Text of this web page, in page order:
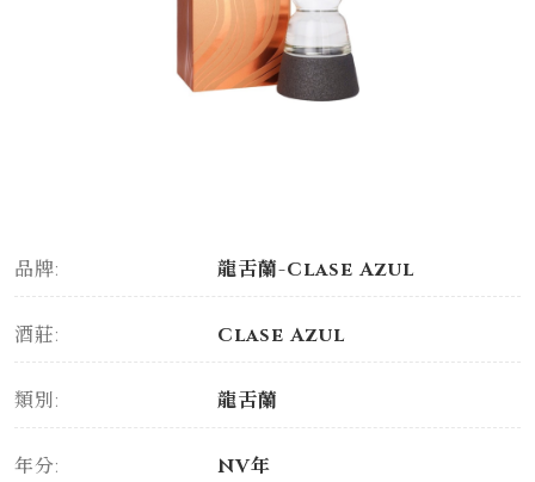
品牌: 龍舌蘭-Clase Azul
酒莊: Clase Azul
類別: 龍舌蘭
年分: NV年